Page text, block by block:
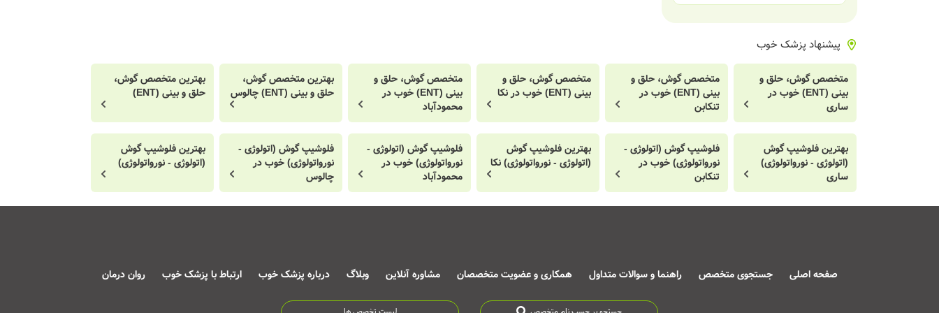
پیشنهاد پزشک خوب
متخصص گوش، حلق و
بینی (ENT) خوب در
ساری
متخصص گوش، حلق و
بینی (ENT) خوب در
تنکابن
متخصص گوش، حلق و
بینی (ENT) خوب در نکا
متخصص گوش، حلق و
بینی (ENT) خوب در
محمودآباد
بهترین متخصص گوش،
حلق و بینی (ENT) چالوس
بهترین متخصص گوش،
حلق و بینی (ENT)
بهترین فلوشیپ گوش
(اتولوژی - نورواتولوژی)
ساری
فلوشیپ گوش (اتولوژی -
نورواتولوژی) خوب در
تنکابن
بهترین فلوشیپ گوش
(اتولوژی - نورواتولوژی) نکا
فلوشیپ گوش (اتولوژی -
نورواتولوژی) خوب در
محمودآباد
فلوشیپ گوش (اتولوژی -
نورواتولوژی) خوب در
چالوس
بهترین فلوشیپ گوش
(اتولوژی - نورواتولوژی)
صفحه اصلی جستجوی متخصص راهنما و سوالات متداول همکاری و عضویت متخصصان مشاوره آنلاین وبلاگ درباره پزشک خوب ارتباط با پزشک خوب روان درمان